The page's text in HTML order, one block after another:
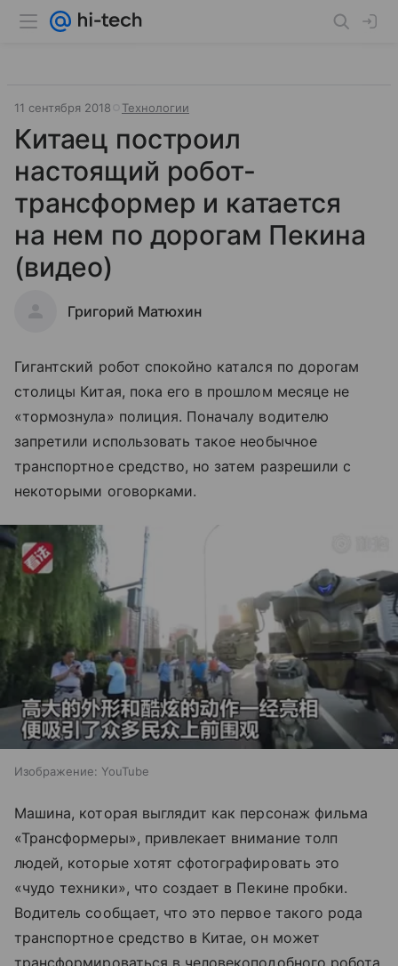
11 сентября 2018 Технологии
Китаец построил
настоящий робот-
трансформер и катается
на нем по дорогам Пекина
(видео)
Григорий Матюхин
Гигантский робот спокойно катался по дорогам
столицы Китая, пока его в прошлом месяце не
«тормознула» полиция. Поначалу водителю
запретили использовать такое необычное
транспортное средство, но затем разрешили с
некоторыми оговорками.
Изображение: YouTube
Машина, которая выглядит как персонаж фильма
«Трансформеры», привлекает внимание толп
людей, которые хотят сфотографировать это
«чудо техники», что создает в Пекине пробки.
Водитель сообщает, что это первое такого рода
транспортное средство в Китае, он может
трансформироваться в человекоподобного робота